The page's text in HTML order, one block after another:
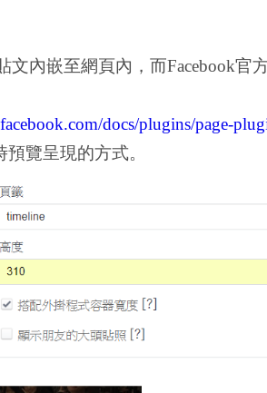
文內嵌至網頁內，而Facebook
docs/plugins/page-
覽呈現的方式。